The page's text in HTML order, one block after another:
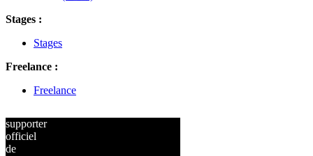
Stages :
Stages
Freelance :
Freelance
supporter
officiel
de